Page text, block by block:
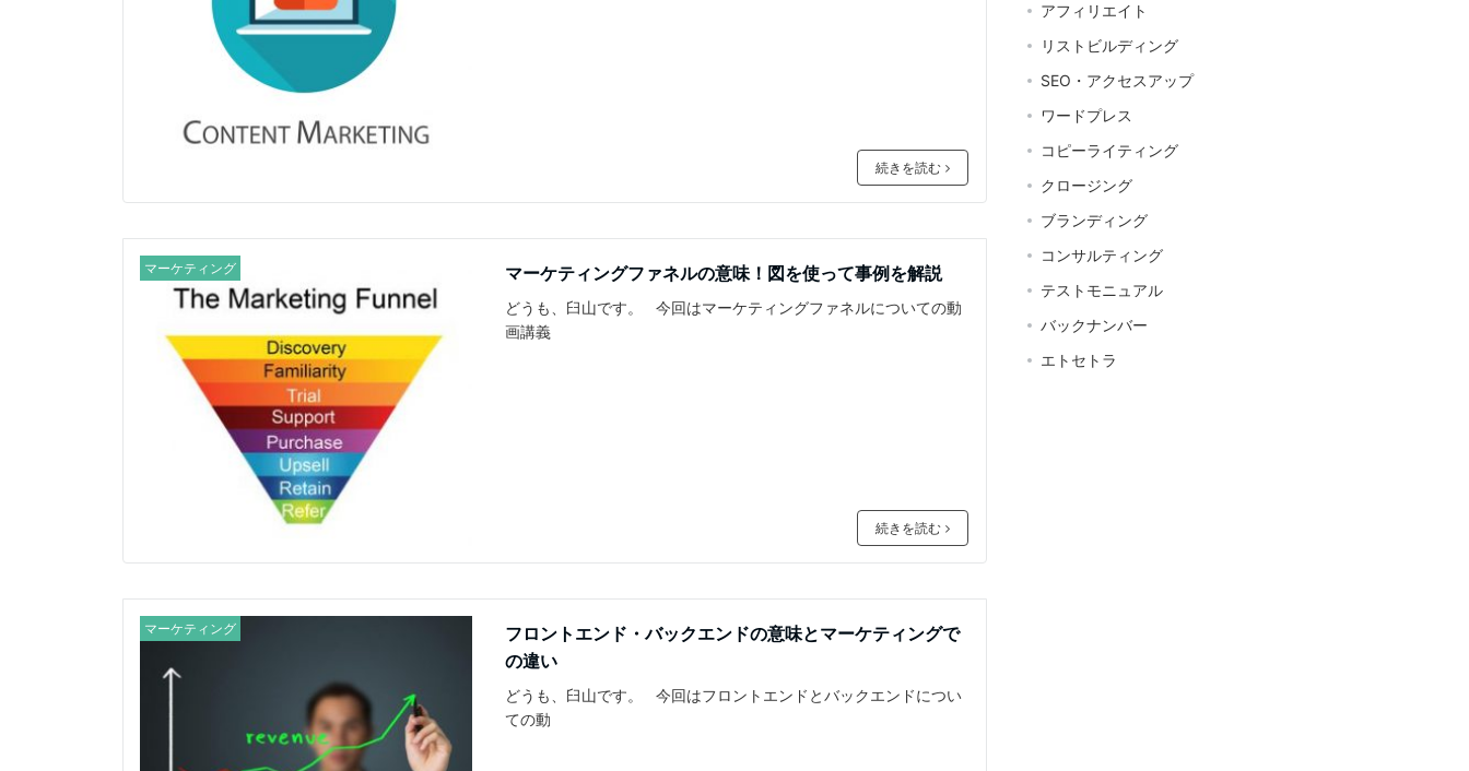
続きを読む
マーケティング マーケティングファネルの意味！図を使って事例を解説
どうも、臼山です。 今回はマーケティングファネルについての動
画講義
続きを読む
マーケティング
フロントエンド・バックエンドの意味とマーケティングで
の違い
どうも、臼山です。 今回はフロントエンドとバックエンドについ
ての動
アフィリエイト
リストビルディング
SEO・アクセスアップ
ワードプレス
コピーライティング
クロージング
ブランディング
コンサルティング
テストモニュアル
バックナンバー
エトセトラ